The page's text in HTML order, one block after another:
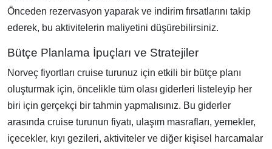
Önceden rezervasyon yaparak ve indirim fırsatlarını takip
ederek, bu aktivitelerin maliyetini düşürebilirsiniz.
Bütçe Planlama İpuçları ve Stratejiler
Norveç fiyortları cruise turunuz için etkili bir bütçe planı
oluşturmak için, öncelikle tüm olası giderleri listeleyip her
biri için gerçekçi bir tahmin yapmalısınız. Bu giderler
arasında cruise turunun fiyatı, ulaşım masrafları, yemekler,
içecekler, kıyı gezileri, aktiviteler ve diğer kişisel harcamalar